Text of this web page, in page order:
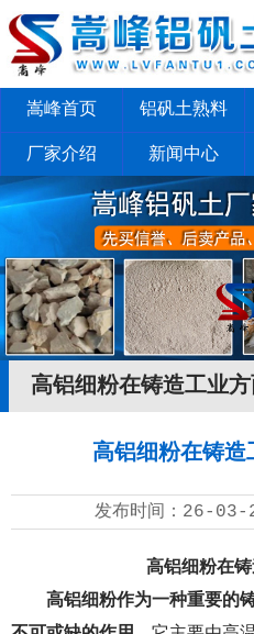
嵩峰首页 铝矾土熟料
厂家介绍 新闻中心
高铝细粉在铸造工业
高铝细粉在铸
发布时间： 26-03-
高铝细粉在
高铝细粉作为一种重要的